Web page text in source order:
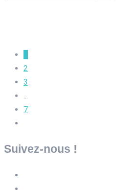
2
3
7
Suivez-nous !